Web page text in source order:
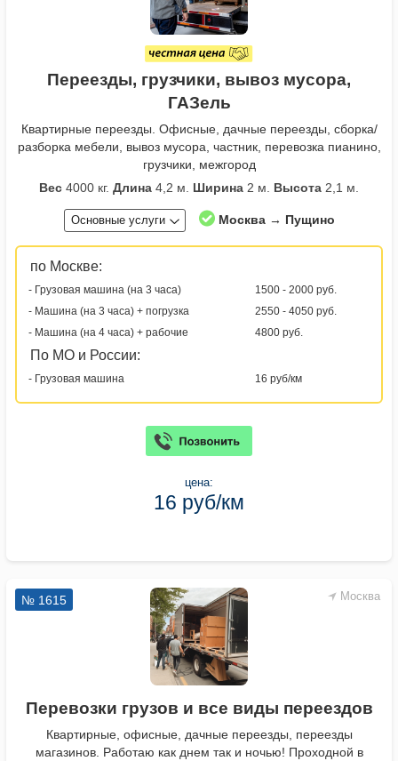
Переезды, грузчики, вывоз мусора,
ГАЗель
Квартирные переезды. Офисные, дачные переезды, сборка/
разборка мебели, вывоз мусора, частник, перевозка пианино,
грузчики, межгород
Вес 4000 кг. Длина 4,2 м. Ширина 2 м. Высота 2,1 м.
Основные услуги Москва → Пущино
по Москве:
- Грузовая машина (на 3 часа)
1500 - 2000 руб.
- Машина (на 3 часа) + погрузка
2550 - 4050 руб.
- Машина (на 4 часа) + рабочие
4800 руб.
По МО и России:
- Грузовая машина 16 руб/км
цена:
16 руб/км
Москва
№ 1615
Перевозки грузов и все виды переездов
Квартирные, офисные, дачные переезды, переезды
магазинов. Работаю как днем так и ночью! Проходной в